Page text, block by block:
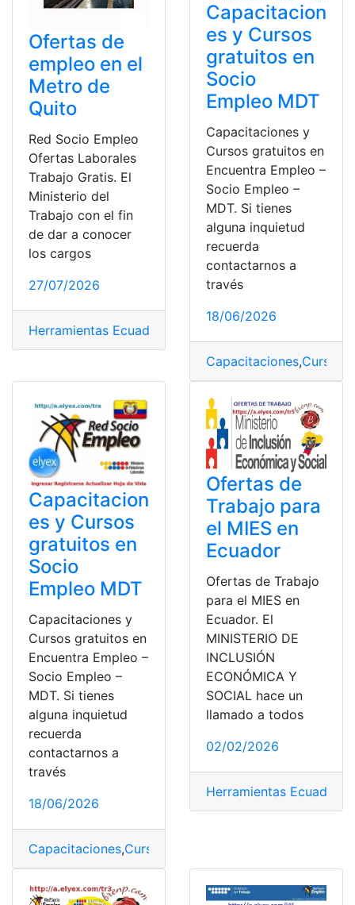
Ofertas de
empleo en el
Metro de
Quito
Red Socio Empleo
Ofertas Laborales
Trabajo Gratis. El
Ministerio del
Trabajo con el fin
de dar a conocer
los cargos
27/07/2026
Herramientas Ecuador
Capacitacion
es y Cursos
gratuitos en
Socio
Empleo MDT
Capacitaciones y
Cursos gratuitos en
Encuentra Empleo –
Socio Empleo –
MDT. Si tienes
alguna inquietud
recuerda
contactarnos a
través
18/06/2026
Capacitaciones,Cursos
Capacitacion
es y Cursos
gratuitos en
Socio
Empleo MDT
Capacitaciones y
Cursos gratuitos en
Encuentra Empleo –
Socio Empleo –
MDT. Si tienes
alguna inquietud
recuerda
contactarnos a
través
18/06/2026
Capacitaciones,Cursos
Ofertas de
Trabajo para
el MIES en
Ecuador
Ofertas de Trabajo
para el MIES en
Ecuador. El
MINISTERIO DE
INCLUSIÓN
ECONÓMICA Y
SOCIAL hace un
llamado a todos
02/02/2026
Herramientas Ecuador